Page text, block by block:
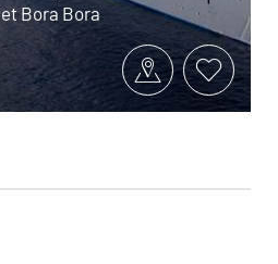
Bora Bora